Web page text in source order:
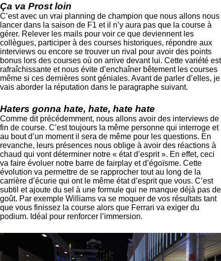
Ça va Prost loin
C’est avec un vrai planning de champion que nous allons nous
lancer dans la saison de F1 et il n’y aura pas que la course à
gérer. Relever les mails pour voir ce que deviennent les
collègues, participer à des courses historiques, répondre aux
interviews ou encore se trouver un rival pour avoir des points
bonus lors des courses où on arrive devant lui. Cette variété est
rafraîchissante et nous évite d’enchaîner bêtement les courses
même si ces dernières sont géniales. Avant de parler d’elles, je
vais aborder la réputation dans le paragraphe suivant.
Haters gonna hate, hate, hate hate
Comme dit précédemment, nous allons avoir des interviews de
fin de course. C’est toujours la même personne qui interroge et
au bout d’un moment il sera de même pour les questions. En
revanche, leurs présences nous oblige à avoir des réactions à
chaud qui vont déterminer notre « état d’esprit ». En effet, ceci
va faire évoluer notre barre de fairplay et d’égoïsme. Cette
évolution va permettre de se rapprocher tout au long de la
carrière d’écurie qui ont le même état d’esprit que vous. C’est
subtil et ajoute du sel à une formule qui ne manque déjà pas de
goût. Par exemple Williams va se moquer de vos résultats tant
que vous finissez la course alors que Ferrari va exiger du
podium. Idéal pour renforcer l’immersion.